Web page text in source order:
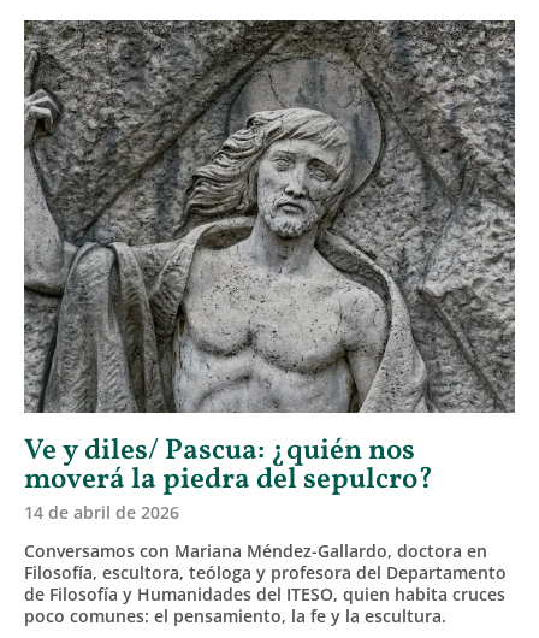
Ve y diles/ Pascua: ¿quién nos
moverá la piedra del sepulcro?
14 de abril de 2026
Conversamos con Mariana Méndez-Gallardo, doctora en
Filosofía, escultora, teóloga y profesora del Departamento
de Filosofía y Humanidades del ITESO, quien habita cruces
poco comunes: el pensamiento, la fe y la escultura.